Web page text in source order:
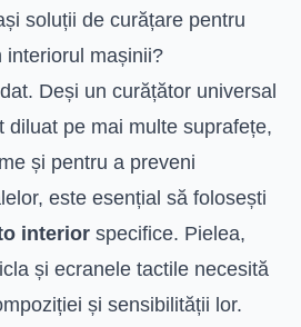
soluții de curățare pentru
interiorul mașinii?
Deși un curățător universal
diluat pe mai multe suprafețe,
și pentru a preveni
este esențial să folosești
interior specifice. Pielea,
și ecranele tactile necesită
și sensibilității lor.